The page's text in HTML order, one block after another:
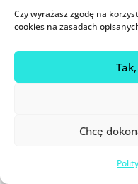
Czy wyrażasz zgodę na
cookies na zasadach
Chcę
autorytetów.
wiedzy na
wprowadza
informacyjny.
Czy istnieje
które możesz
się odzepili).